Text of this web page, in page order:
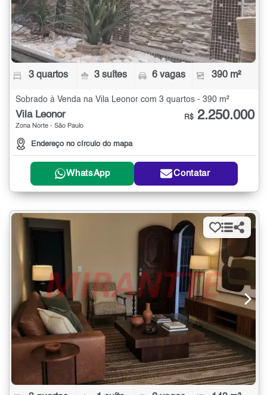
3 quartos 3 suítes 6 vagas 390 m²
Sobrado à Venda na Vila Leonor com 3 quartos - 390 m²
Vila Leonor
Zona Norte - São Paulo
Endereço no círculo do mapa
R$ 2.250.000
WhatsApp Contatar